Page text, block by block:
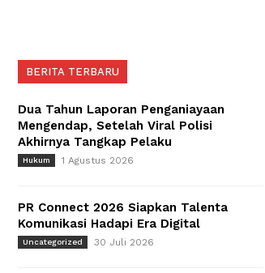
BERITA TERBARU
Dua Tahun Laporan Penganiayaan
Mengendap, Setelah Viral Polisi
Akhirnya Tangkap Pelaku
Hukum 1 Agustus 2026
PR Connect 2026 Siapkan Talenta
Komunikasi Hadapi Era Digital
Uncategorized 30 Juli 2026